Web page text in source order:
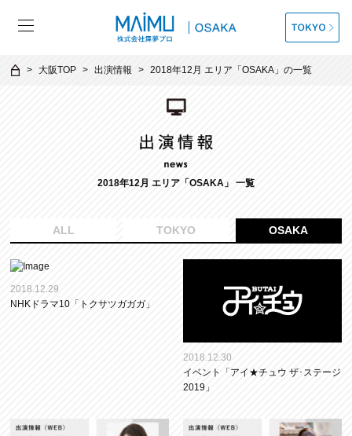
大阪TOP 出演情報 2018年12月 エリア「OSAKA」の一覧
2018年12月 エリア「OSAKA」 一覧
ALL TOKYO OSAKA
2018.12.29
NHKドラマ10「トクサツガガガ」
2018.12.30
イベント「アイ★チュウ ザ･ステージ
2019」